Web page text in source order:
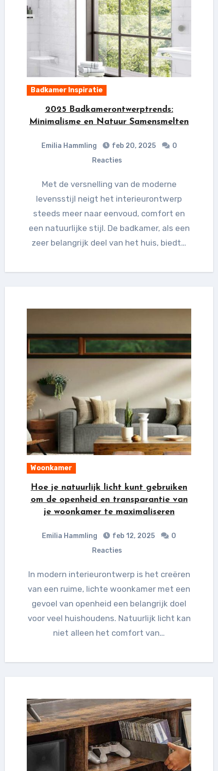
Badkamer Inspiratie
2025 Badkamerontwerptrends:
Minimalisme en Natuur Samensmelten
Emilia Hammling feb 20, 2025
0
Reacties
Met de versnelling van de moderne
levensstijl neigt het interieurontwerp
steeds meer naar eenvoud, comfort en
een natuurlijke stijl. De badkamer, als een
zeer belangrijk deel van het huis, biedt…
Woonkamer
Hoe je natuurlijk licht kunt gebruiken
om de openheid en transparantie van
je woonkamer te maximaliseren
Emilia Hammling feb 12, 2025
0
Reacties
In modern interieurontwerp is het creëren
van een ruime, lichte woonkamer met een
gevoel van openheid een belangrijk doel
voor veel huishoudens. Natuurlijk licht kan
niet alleen het comfort van…